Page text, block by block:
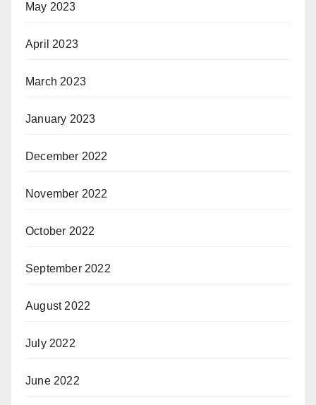
May 2023
April 2023
March 2023
January 2023
December 2022
November 2022
October 2022
September 2022
August 2022
July 2022
June 2022